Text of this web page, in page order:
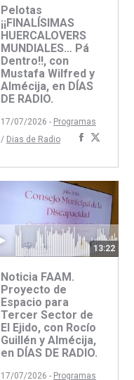
Pelotas
¡¡FINALÍSIMAS
HUERCALOVERS
MUNDIALES… Pá
Dentro!!, con
Mustafa Wilfred y
Almécija, en DÍAS
DE RADIO.
17/07/2026 - Programas
/ Dias de Radio
Compartir
13:22
Noticia FAAM.
Proyecto de
Espacio para
Tercer Sector de
El Ejido, con Rocío
Guillén y Almécija,
en DÍAS DE RADIO.
17/07/2026 - Programas